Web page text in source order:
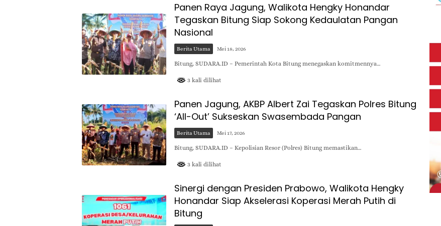
Panen Raya Jagung, Walikota Hengky Honandar
Tegaskan Bitung Siap Sokong Kedaulatan Pangan
Nasional
Berita Utama Mei 18, 2026
Bitung, SUDARA.ID – Pemerintah Kota Bitung menegaskan komitmennya…
3 kali dilihat
Panen Jagung, AKBP Albert Zai Tegaskan Polres Bitung
‘All-Out’ Sukseskan Swasembada Pangan
Berita Utama Mei 17, 2026
Bitung, SUDARA.ID – Kepolisian Resor (Polres) Bitung memastikan…
3 kali dilihat
Sinergi dengan Presiden Prabowo, Walikota Hengky
Honandar Siap Akselerasi Koperasi Merah Putih di
Bitung